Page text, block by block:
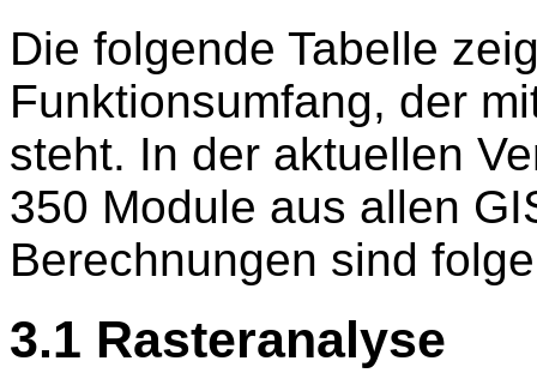
Die folgende Tabelle
Funktionsumfang, der
steht. In der aktuellen
350 Module aus allen
Berechnungen sind
3.1 Rasteranalyse